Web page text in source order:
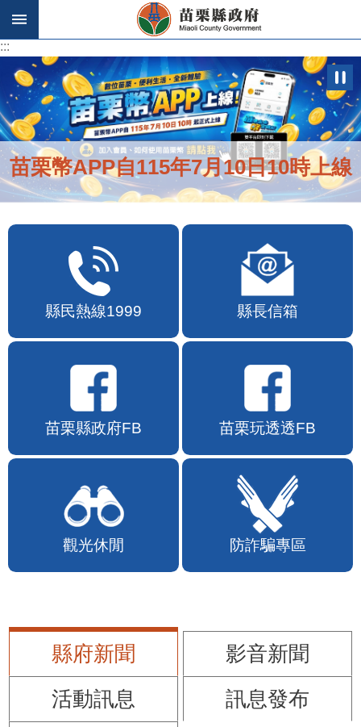
跳到主要內容區塊
:::
苗栗幣APP自115年7月10日10時上線
縣民熱線1999 縣長信箱
苗栗縣政府FB 苗栗玩透透FB
觀光休閒 防詐騙專區
縣府新聞
影音新聞
活動訊息
訊息發布